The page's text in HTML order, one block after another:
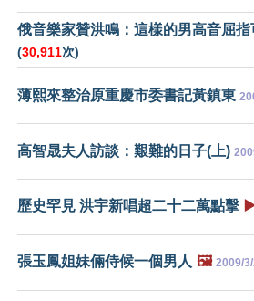
俄音樂家贊洪鳴：這樣的男高音屈指
(30,911次)
薄熙來整治原重慶市委書記黃鎮東
高智晟夫人訪談：艱難的日子(上)
歷史罕見 洪宇新唱超二十二萬點擊
張玉鳳姐妹倆侍候一個男人 🖼️ 2009/